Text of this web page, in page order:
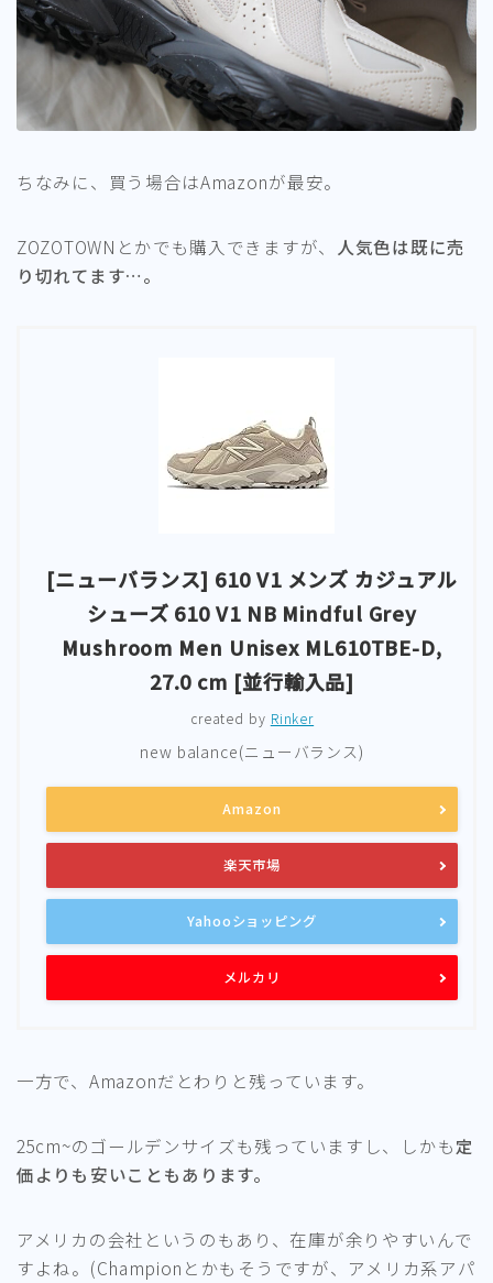
ちなみに、買う場合はAmazonが最安。
ZOZOTOWNとかでも購入できますが、 人気色は既に売
り切れてます…。
[ニューバランス] 610 V1 メンズ カジュアル
シューズ 610 V1 NB Mindful Grey
Mushroom Men Unisex ML610TBE-D,
27.0 cm [並行輸入品]
created by Rinker
new balance(ニューバランス)
Amazon
楽天市場
Yahooショッピング
メルカリ
一方で、Amazonだとわりと残っています。
25cm~のゴールデンサイズも残っていますし、しかも定
価よりも安いこともあります。
アメリカの会社というのもあり、在庫が余りやすいんで
すよね。(Championとかもそうですが、アメリカ系アパ